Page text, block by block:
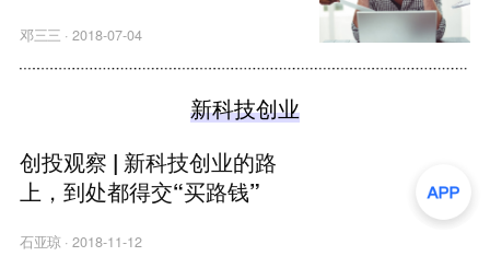
邓三三 ·2018-07-04
新科技创业
创投观察 | 新科技创业的路
上，到处都得交“买路钱”
石亚琼·2018-11-12